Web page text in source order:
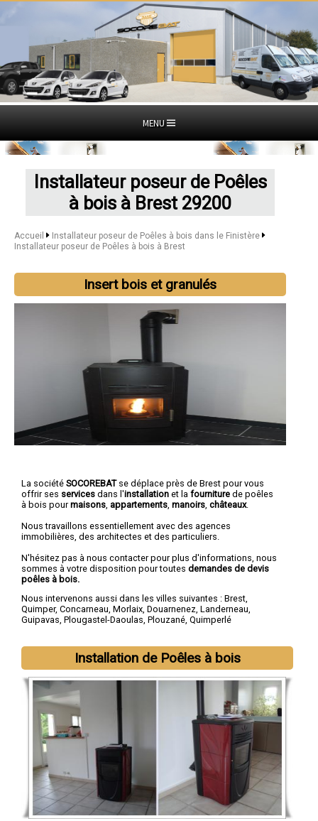
MENU
Installateur poseur de Poêles
à bois à Brest 29200
Accueil
Installateur poseur de Poêles à bois dans le Finistère
Installateur poseur de Poêles à bois à Brest
Insert bois et granulés
La société SOCOREBATse déplace près de Brest pour vous
offrir ses services dans l'installation et la fourniture de poêles
à bois pourmaisons appartements manoirs châteaux.
Nous travaillons essentiellement avec des agences
immobilières, des architectes et des particuliers.
N'hésitez pas à nous contacter pour plus d'informations, nous
sommes à votre disposition pour toutes demandes de devis
poêles à bois.
Nous intervenons aussi dans les villes suivantes : Brest,
Quimper, Concarneau, Morlaix, Douarnenez, Landerneau,
Guipavas, Plougastel-Daoulas, Plouzané, Quimperlé
Installation de Poêles à bois